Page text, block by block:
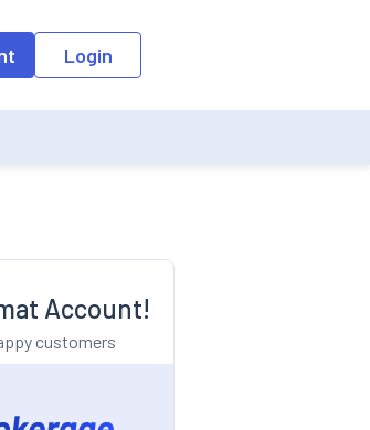
suggestion list will be updated as per the
Login
Account!
customers